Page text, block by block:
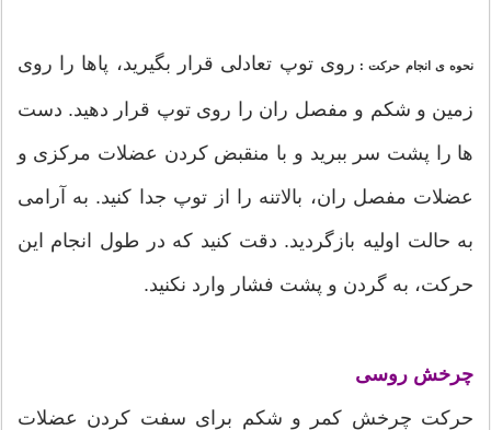
نحوه ی انجام حرکت : روی توپ تعادلی قرار بگیرید، پاها را روی
زمین و شکم و مفصل ران را روی توپ قرار دهید. دست
ها را پشت سر ببرید و با منقبض کردن عضلات مرکزی و
عضلات مفصل ران، بالاتنه را از توپ جدا کنید. به آرامی
به حالت اولیه بازگردید. دقت کنید که در طول انجام این
حرکت، به گردن و پشت فشار وارد نکنید.
چرخش روسی
حرکت چرخش کمر و شکم برای سفت کردن عضلات